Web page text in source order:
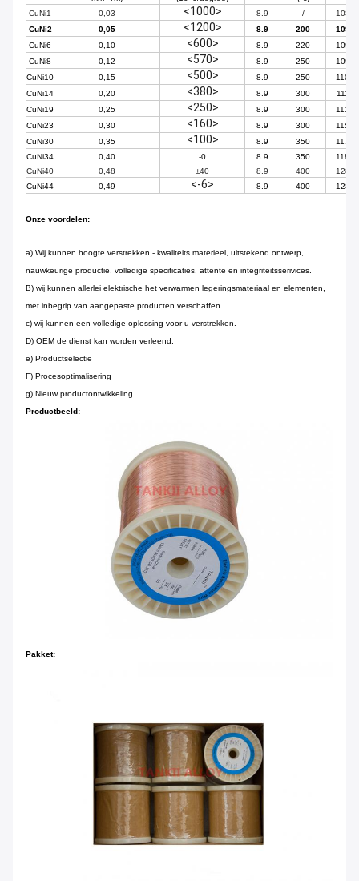
CuNi1
0,03 <1000> 8.9 /
1085
CuNi2
0,05 <1200> 8.9 200
1090
CuNi6
0,10 <600> 8.9 220
1095
CuNi8
0,12 <570> 8.9 250
1097
CuNi10
0,15 <500> 8.9 250
1100
CuNi14
0,20 <380> 8.9 300
1115
CuNi19
0,25 <250> 8.9 300
1135
CuNi23
0,30 <160> 8.9 300
1150
CuNi30
0,35 <100> 8.9 350
1170
CuNi34
0,40 -0 8.9 350
1180
CuNi40
0,48 ±40 8.9 400
1280
CuNi44
0,49 <-6> 8.9 400 1280
Onze voordelen:
a) Wij kunnen hoogte verstrekken - kwaliteits materieel, uitstekend ontwerp,
nauwkeurige productie, volledige specificaties, attente en integriteitsserivices.
B) wij kunnen allerlei elektrische het verwarmen legeringsmateriaal en elementen,
met inbegrip van aangepaste producten verschaffen.
c) wij kunnen een volledige oplossing voor u verstrekken.
D) OEM de dienst kan worden verleend.
e) Productselectie
F) Procesoptimalisering
g) Nieuw productontwikkeling
Productbeeld:
Pakket: